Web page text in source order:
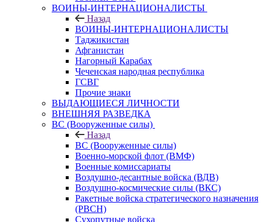
ВОИНЫ-ИНТЕРНАЦИОНАЛИСТЫ
Назад
ВОИНЫ-ИНТЕРНАЦИОНАЛИСТЫ
Таджикистан
Афганистан
Нагорный Карабах
Чеченская народная республика
ГСВГ
Прочие знаки
ВЫДАЮЩИЕСЯ ЛИЧНОСТИ
ВНЕШНЯЯ РАЗВЕДКА
ВС (Вооруженные силы)
Назад
ВС (Вооруженные силы)
Военно-морской флот (ВМФ)
Военные комиссариаты
Воздушно-десантные войска (ВДВ)
Воздушно-космические силы (ВКС)
Ракетные войска стратегического назначения
(РВСН)
Сухопутные войска